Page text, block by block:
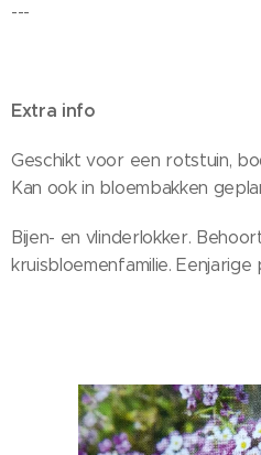
---
Extra info
Geschikt voor een rotstuin,
Kan ook in bloembakken
Bijen- en vlinderlokker.
kruisbloemenfamilie. Eenjarige